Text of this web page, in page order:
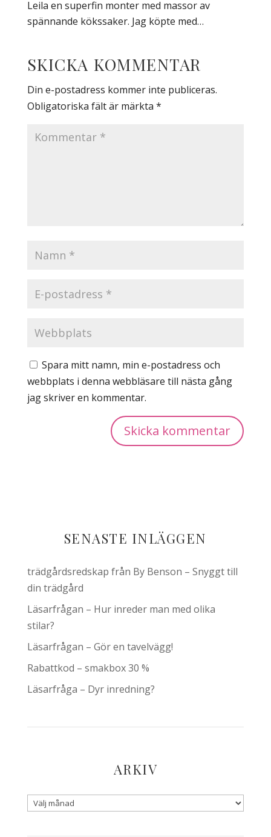
Leila en superfin monter med massor av
spännande kökssaker. Jag köpte med…
SKICKA KOMMENTAR
Din e-postadress kommer inte publiceras.
Obligatoriska fält är märkta *
Spara mitt namn, min e-postadress och
webbplats i denna webbläsare till nästa gång
jag skriver en kommentar.
SENASTE INLÄGGEN
trädgårdsredskap från By Benson – Snyggt till
din trädgård
Läsarfrågan – Hur inreder man med olika
stilar?
Läsarfrågan – Gör en tavelvägg!
Rabattkod – smakbox 30 %
Läsarfråga – Dyr inredning?
ARKIV